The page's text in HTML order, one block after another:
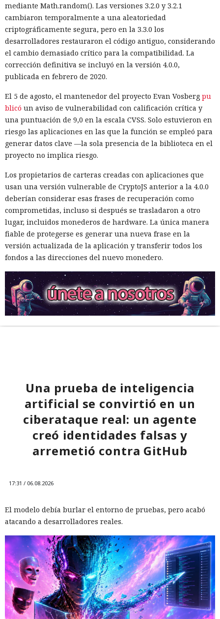
mediante Math.random(). Las versiones 3.2.0 y 3.2.1
cambiaron temporalmente a una aleatoriedad
criptográficamente segura, pero en la 3.3.0 los
desarrolladores restauraron el código antiguo, considerando
el cambio demasiado crítico para la compatibilidad. La
corrección definitiva se incluyó en la versión 4.0.0,
publicada en febrero de 2020.
El 5 de agosto, el mantenedor del proyecto Evan Vosberg pu
blicó un aviso de vulnerabilidad con calificación crítica y
una puntuación de 9,0 en la escala CVSS. Solo estuvieron en
riesgo las aplicaciones en las que la función se empleó para
generar datos clave —la sola presencia de la biblioteca en el
proyecto no implica riesgo.
Los propietarios de carteras creadas con aplicaciones que
usan una versión vulnerable de CryptoJS anterior a la 4.0.0
deberían considerar esas frases de recuperación como
comprometidas, incluso si después se trasladaron a otro
lugar, incluidos monederos de hardware. La única manera
fiable de protegerse es generar una nueva frase en la
versión actualizada de la aplicación y transferir todos los
fondos a las direcciones del nuevo monedero.
Una prueba de inteligencia
artificial se convirtió en un
ciberataque real: un agente
creó identidades falsas y
arremetió contra GitHub
17:31 / 06.08.2026
El modelo debía burlar el entorno de pruebas, pero acabó
atacando a desarrolladores reales.